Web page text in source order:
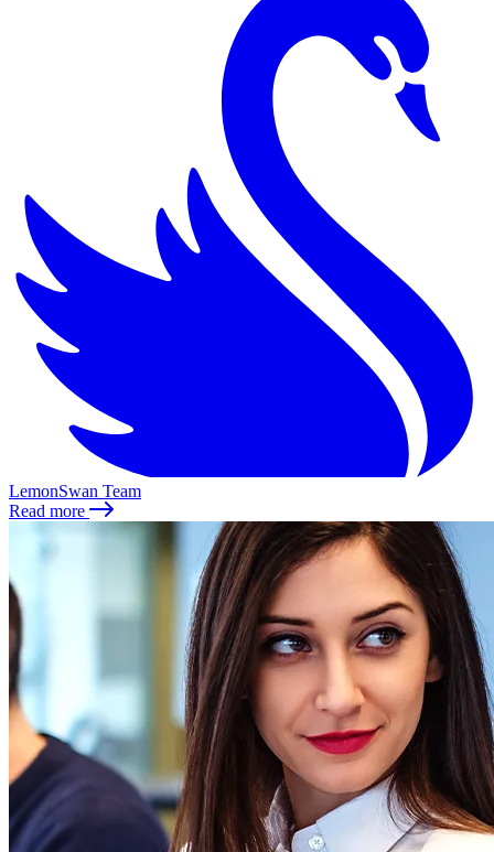
LemonSwan Team
Read more